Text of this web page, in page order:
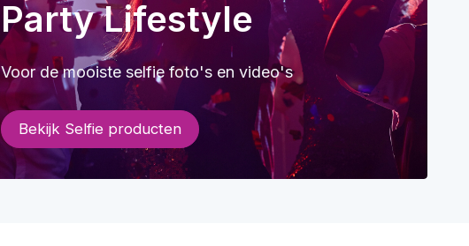
Party Lifestyle
Voor de mooiste selfie foto's en video's
Bekijk Selfie producten